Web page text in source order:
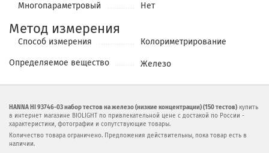
Многопараметровый
Нет
Метод измерения
Cпособ измерения Колориметрирование
Определяемое вещество Железо
HANNA HI 93746-03 набор тестов на железо (низкие концентрации) (150 тестов) купить
в интернет магазине BIOLIGHT по привлекательной цене с достакой по России -
характеристики, фотографии и сопутствующие товары.
Количество товара ограничено. Предложения действительны, пока товар есть в
наличии.